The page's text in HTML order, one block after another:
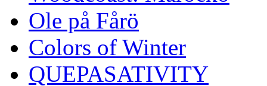
Ole på Fårö
Colors of Winter
QUEPASATIVITY